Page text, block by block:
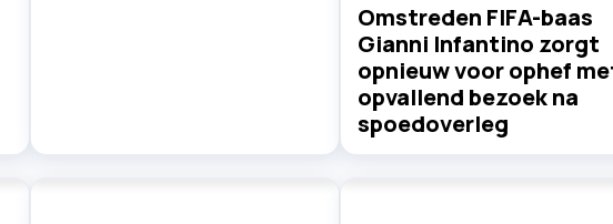
Omstreden FIFA-baas
Gianni Infantino zorgt
opnieuw voor ophef
opvallend bezoek na
spoedoverleg